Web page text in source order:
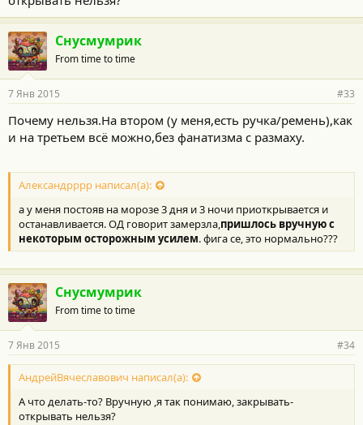
Снусмумрик
From time to time
7 Янв 2015 #33
Почему нельзя.На втором (у меня,есть ручка/ремень),как
и на третьем всё можно,без фанатизма с размаху.
Александрррр написал(а):
а у меня постояв на морозе 3 дня и 3 ночи приоткрывается и
останавливается. ОД говорит замерзла,пришлось вручную с
некоторым осторожным усилем. фига се, это нормально???
Снусмумрик
From time to time
7 Янв 2015 #34
АндрейВячеславович написал(а):
А что делать-то? Вручную ,я так понимаю, закрывать-
открывать нельзя?